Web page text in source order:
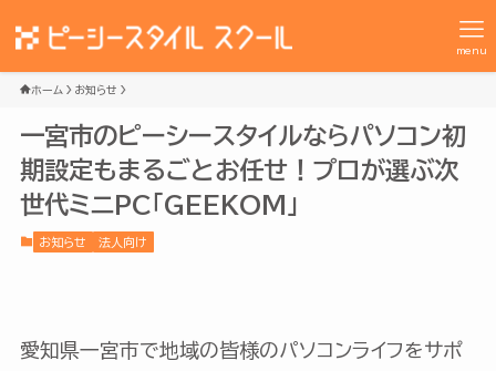
menu
ホーム お知らせ
一宮市のピーシースタイルならパソコン初
期設定もまるごとお任せ！プロが選ぶ次
世代ミニPC「GEEKOM」
お知らせ 法人向け
愛知県一宮市で地域の皆様のパソコンライフをサポ